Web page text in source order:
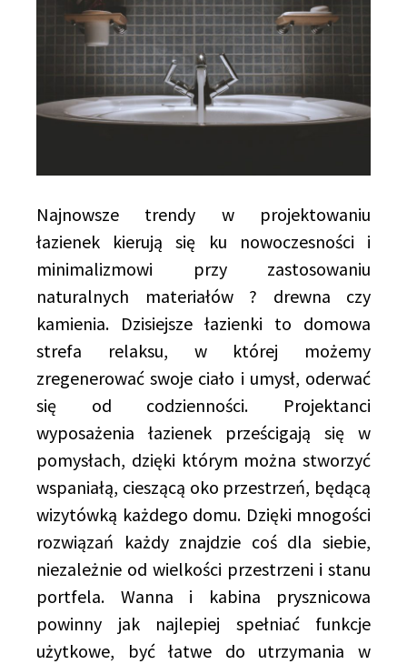
Najnowsze trendy w projektowaniu
łazienek kierują się ku nowoczesności i
minimalizmowi przy zastosowaniu
naturalnych materiałów ? drewna czy
kamienia. Dzisiejsze łazienki to domowa
strefa relaksu, w której możemy
zregenerować swoje ciało i umysł, oderwać
się od codzienności. Projektanci
wyposażenia łazienek prześcigają się w
pomysłach, dzięki którym można stworzyć
wspaniałą, cieszącą oko przestrzeń, będącą
wizytówką każdego domu. Dzięki mnogości
rozwiązań każdy znajdzie coś dla siebie,
niezależnie od wielkości przestrzeni i stanu
portfela. Wanna i kabina prysznicowa
powinny jak najlepiej spełniać funkcje
użytkowe, być łatwe do utrzymania w